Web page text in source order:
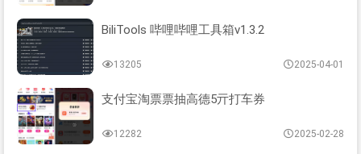
BiliTools 哔哩哔哩工具箱v1.3.2
13205 2025-04-01
支付宝淘票票抽高德5亓打车券
12282 2025-02-28